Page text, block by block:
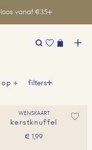
vanaf €35
filters
WENSKAART
kerstknuffel
€ 1,99